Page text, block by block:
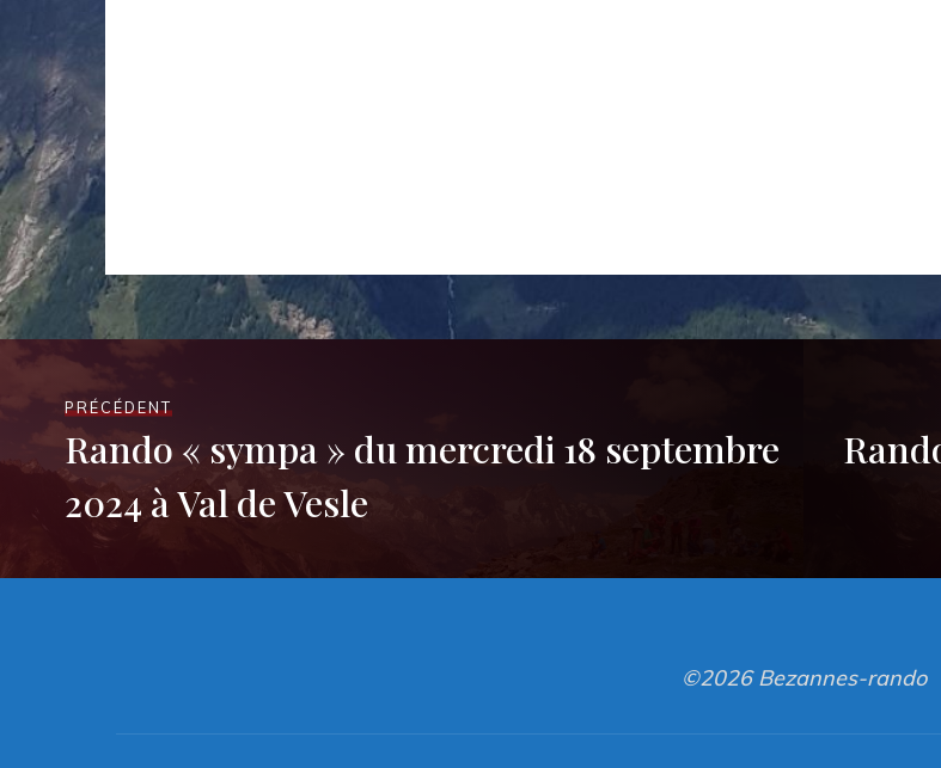
PRÉCÉDENT
Rando « sympa » du mercredi 18 septembre
2024 à Val de Vesle
©2026 Bezannes-rando